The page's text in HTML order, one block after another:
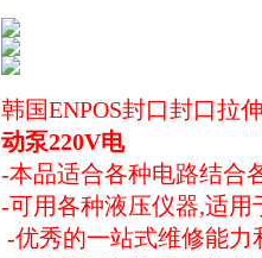
韩国ENPOS封口封口拉
动泵220V电
-本品适合各种电路结合
-可用各种液压仪器,适用
-优秀的一站式维修能力